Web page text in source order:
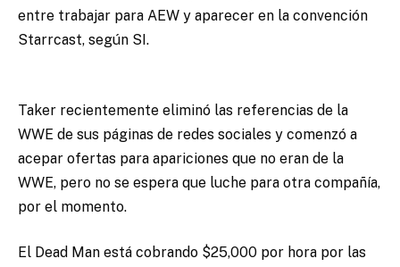
entre trabajar para AEW y aparecer en la convención
Starrcast, según SI.
Taker recientemente eliminó las referencias de la
WWE de sus páginas de redes sociales y comenzó a
acepar ofertas para apariciones que no eran de la
WWE, pero no se espera que luche para otra compañía,
por el momento.
El Dead Man está cobrando $25,000 por hora por las